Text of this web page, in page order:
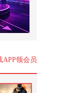
场、张
取收益
APP领会员